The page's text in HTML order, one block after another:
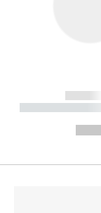
-----------